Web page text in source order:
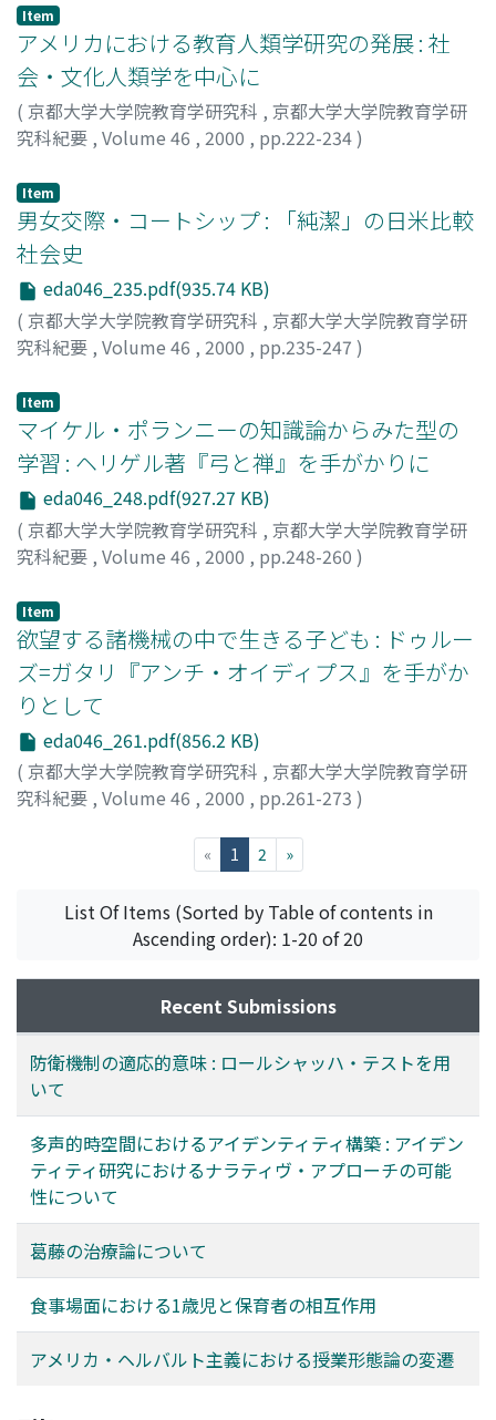
Item
アメリカにおける教育人類学研究の発展 : 社
会・文化人類学を中心に
( 京都大学大学院教育学研究科 , 京都大学大学院教育学研
究科紀要 , Volume 46 , 2000 , pp.222-234)
Item
男女交際・コートシップ : 「純潔」の日米比較
社会史
eda046_235.pdf(935.74 KB)
( 京都大学大学院教育学研究科 , 京都大学大学院教育学研
究科紀要 , Volume 46 , 2000 , pp.235-247 )
Item
マイケル・ポランニーの知識論からみた型の
学習 : ヘリゲル著『弓と禅』を手がかりに
eda046_248.pdf(927.27 KB)
( 京都大学大学院教育学研究科 , 京都大学大学院教育学研
究科紀要 , Volume 46 , 2000 , pp.248-260 )
Item
欲望する諸機械の中で生きる子ども : ドゥルー
ズ=ガタリ『アンチ・オイディプス』を手がか
りとして
eda046_261.pdf(856.2 KB)
( 京都大学大学院教育学研究科 , 京都大学大学院教育学研
究科紀要 , Volume 46 , 2000 , pp.261-273 )
« 1 (current)
2 »
List Of Items (Sorted by Table of contents in
Ascending order): 1-20 of 20
Recent Submissions
防衛機制の適応的意味 : ロールシャッハ・テストを用
いて
多声的時空間におけるアイデンティティ構築 : アイデン
ティティ研究におけるナラティヴ・アプローチの可能
性について
葛藤の治療論について
食事場面における1歳児と保育者の相互作用
アメリカ・ヘルバルト主義における授業形態論の変遷